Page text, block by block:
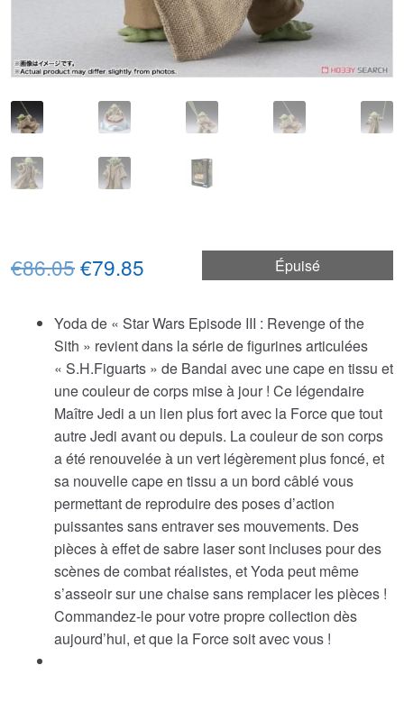
Épuisé
€86.05Le
initial
était :
€86.05.
€79.85
actuel
est :
€79.85.
Yoda de « Star Wars Episode III : Revenge of the
Sith » revient dans la série de figurines articulées
« S.H.Figuarts » de Bandai avec une cape en tissu et
une couleur de corps mise à jour ! Ce légendaire
Maître Jedi a un lien plus fort avec la Force que tout
autre Jedi avant ou depuis. La couleur de son corps
a été renouvelée à un vert légèrement plus foncé, et
sa nouvelle cape en tissu a un bord câblé vous
permettant de reproduire des poses d’action
puissantes sans entraver ses mouvements. Des
pièces à effet de sabre laser sont incluses pour des
scènes de combat réalistes, et Yoda peut même
s’asseoir sur une chaise sans remplacer les pièces !
Commandez-le pour votre propre collection dès
aujourd’hui, et que la Force soit avec vous !